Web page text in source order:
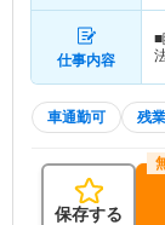
仕事内容
■
車通勤可 残
保存する